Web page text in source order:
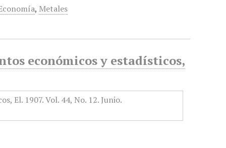
, Metales
económicos y estadísticos,